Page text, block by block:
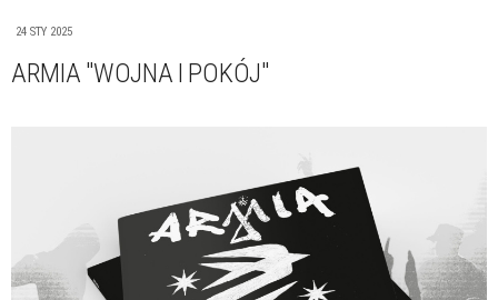
24 STY 2025
ARMIA "WOJNA I POKÓJ"